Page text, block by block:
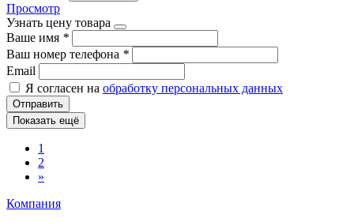
Просмотр
Узнать цену товара
Ваше имя *
Ваш номер телефона *
Email
Я согласен на обработку персональных данных
Отправить
Показать ещё
1
2
»
Компания